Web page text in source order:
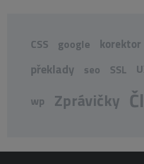
CSS google korektor
překlady seo SSL
wp Zprávičky